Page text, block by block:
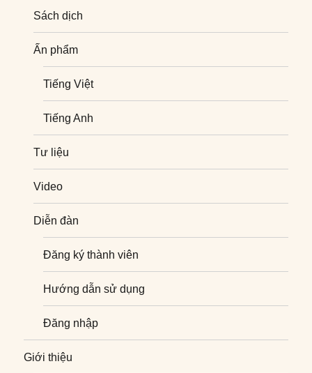
Sách dịch
Ấn phẩm
Tiếng Việt
Tiếng Anh
Tư liệu
Video
Diễn đàn
Đăng ký thành viên
Hướng dẫn sử dụng
Đăng nhập
Giới thiệu